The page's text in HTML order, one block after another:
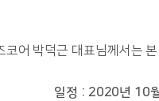
코어 박덕근 대표님께서는
일정 : 2020년 10